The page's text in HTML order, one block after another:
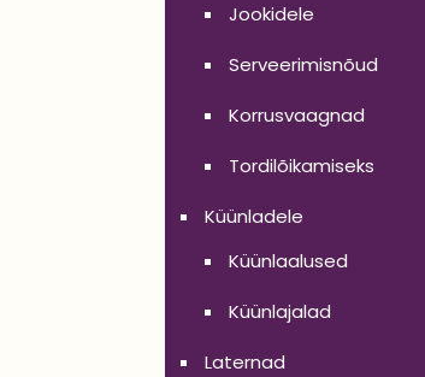
Jookidele
Serveerimisnõud
Korrusvaagnad
Tordilõikamiseks
Küünladele
Küünlaalused
Küünlajalad
Laternad